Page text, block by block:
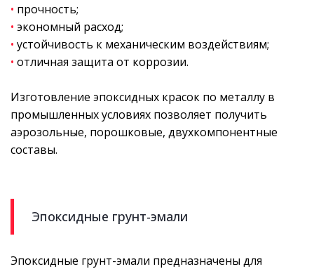
• прочность;
• экономный расход;
• устойчивость к механическим воздействиям;
• отличная защита от коррозии.
Изготовление эпоксидных красок по металлу в
промышленных условиях позволяет получить
аэрозольные, порошковые, двухкомпонентные
составы.
Эпоксидные грунт-эмали
Эпоксидные грунт-эмали предназначены для